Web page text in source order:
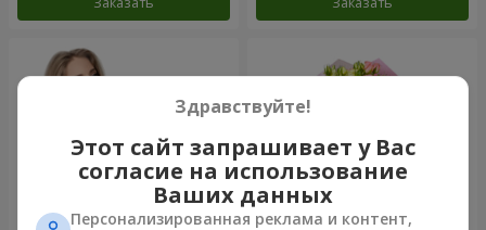
Здравствуйте!
Этот сайт запрашивает у Вас
согласие на использование
Ваших данных
Персонализированная реклама и контент,